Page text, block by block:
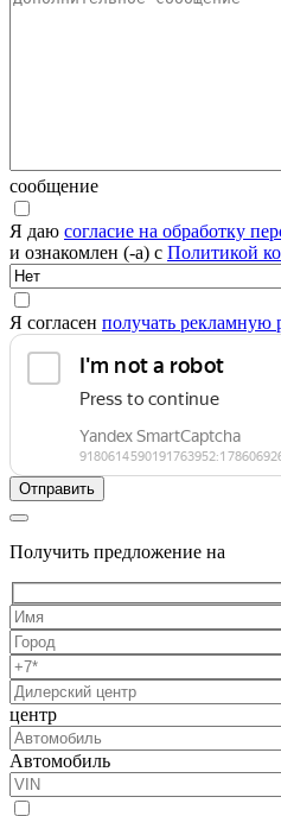
сообщение
Я даю согласие на обработку
и ознакомлен (-а) с Политикой
Я согласен получать рекламную
Получить предложение на
центр
Автомобиль